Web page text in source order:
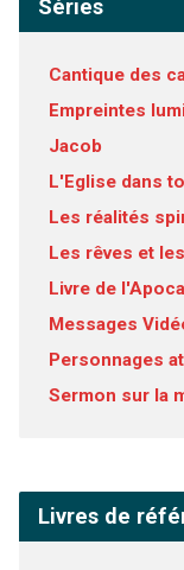
Séries
Cantique des
Empreintes
Jacob
L'Eglise dans
Les réalités
Les rêves et
Livre de
Messages
Personnages
Sermon sur la
Livres de